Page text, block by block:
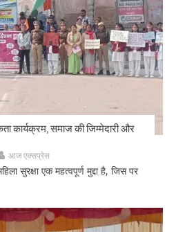
कार्यक्रम, समाज की जिम्मेदारी और
आज एक्सप्रेस
सुरक्षा एक महत्वपूर्ण मुद्दा है, जिस पर